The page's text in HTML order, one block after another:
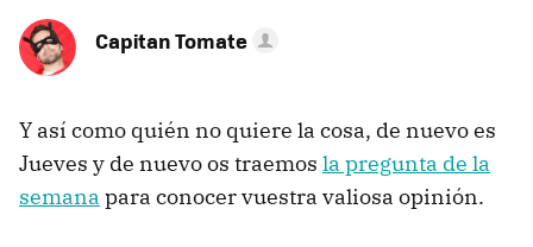
Capitan Tomate
Y así como quién no quiere la cosa, de nuevo es
Jueves y de nuevo os traemos la pregunta de la
semana para conocer vuestra valiosa opinión.